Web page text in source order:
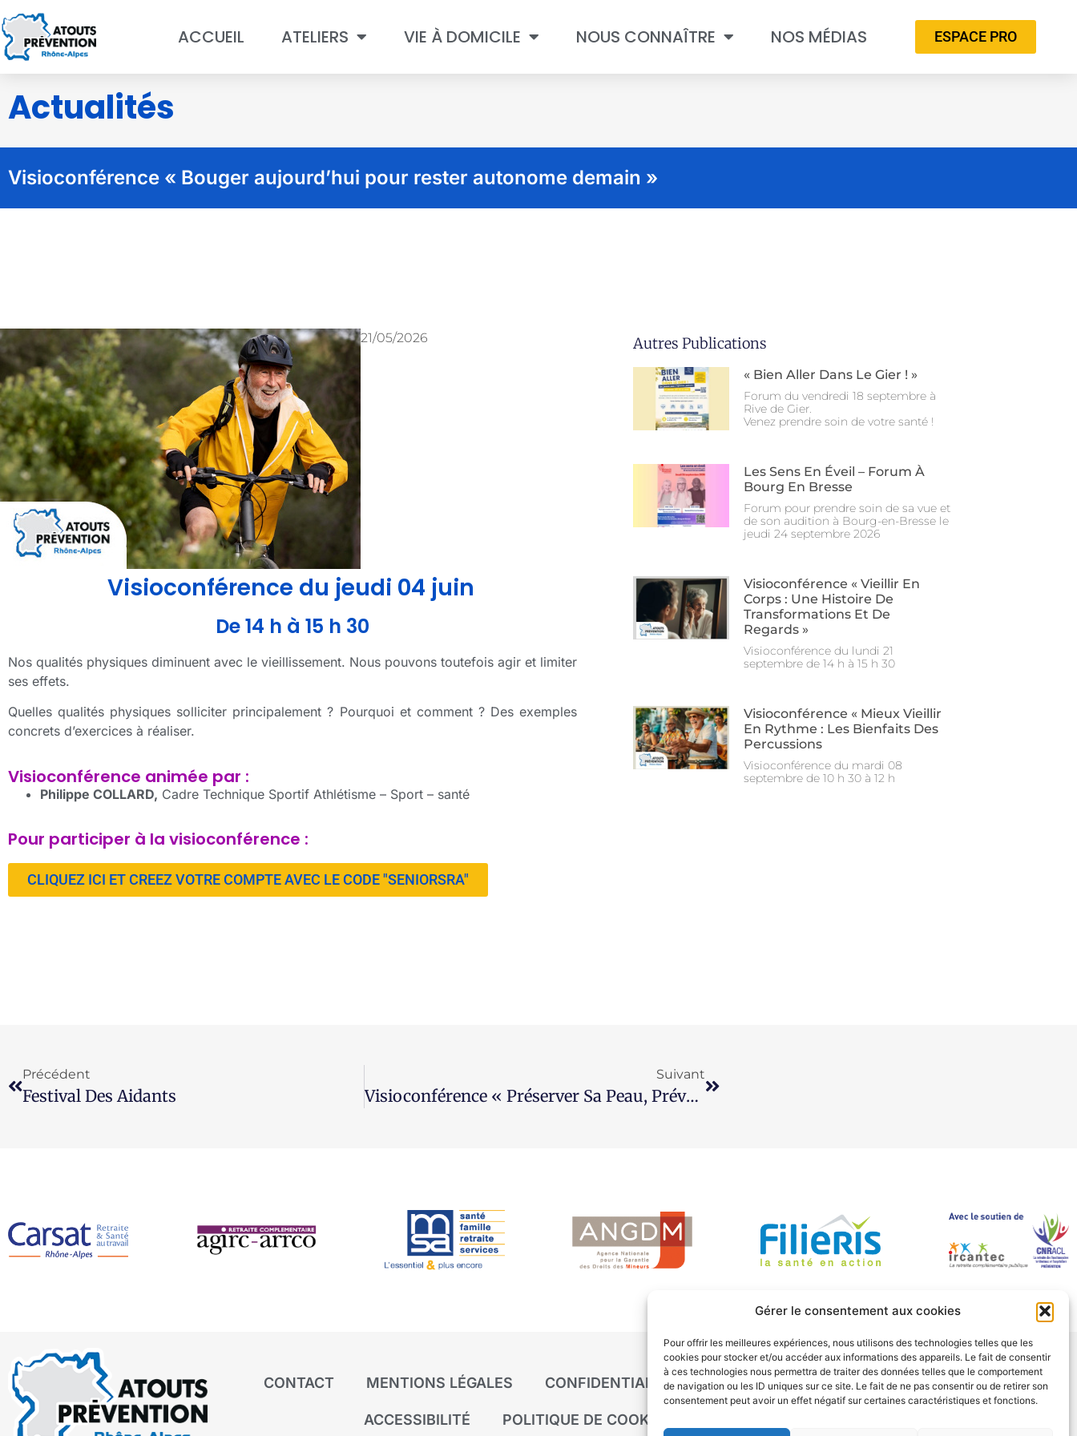
Gérer le consentement aux cookies
Pour offrir les meilleures expériences, nous utilisons des technologies telles que les
cookies pour stocker et/ou accéder aux informations des appareils. Le fait de consentir
à ces technologies nous permettra de traiter des données telles que le comportement
de navigation ou les ID uniques sur ce site. Le fait de ne pas consentir ou de retirer son
consentement peut avoir un effet négatif sur certaines caractéristiques et fonctions.
ACCUEIL ATELIERS VIE À DOMICILE NOUS CONNAÎTRE NOS MÉDIAS ESPACE PRO
Actualités
Visioconférence « Bouger aujourd’hui pour rester autonome demain »
21/05/2026
Visioconférence du jeudi 04 juin
De 14 h à 15 h 30
Nos qualités physiques diminuent avec le vieillissement. Nous pouvons toutefois agir et limiter
ses effets.
Quelles qualités physiques solliciter principalement ? Pourquoi et comment ? Des exemples
concrets d’exercices à réaliser.
Visioconférence animée par :
Philippe COLLARD, Cadre Technique Sportif Athlétisme – Sport – santé
Pour participer à la visioconférence :
CLIQUEZ ICI ET CREEZ VOTRE COMPTE AVEC LE CODE "SENIORSRA"
Autres Publications
« Bien Aller Dans Le Gier ! »
Forum du vendredi 18 septembre à
Rive de Gier.
Venez prendre soin de votre santé !
Les Sens En Éveil – Forum À
Bourg En Bresse
Forum pour prendre soin de sa vue et
de son audition à Bourg-en-Bresse le
jeudi 24 septembre 2026
Visioconférence « Vieillir En
Corps : Une Histoire De
Transformations Et De
Regards »
Visioconférence du lundi 21
septembre de 14 h à 15 h 30
Visioconférence « Mieux Vieillir
En Rythme : Les Bienfaits Des
Percussions
Visioconférence du mardi 08
septembre de 10 h 30 à 12 h
Précédent
Festival Des Aidants
Suivant
Visioconférence « Préserver Sa Peau, Prévenir Les Cancers Cutanés »
CONTACT MENTIONS LÉGALES CONFIDENTIALITÉ PLAN DE SITE
ACCESSIBILITÉ POLITIQUE DE COOKIES (UE)